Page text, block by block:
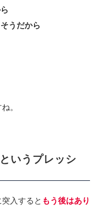
うだから
。
いうプレッシ
入すると もう後はあり